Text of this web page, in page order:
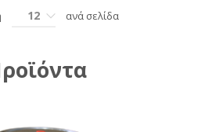
12 ανά σελίδα